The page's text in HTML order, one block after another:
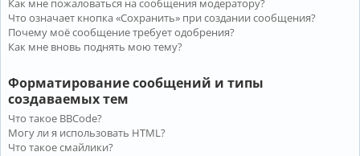
Как мне пожаловаться на сообщения модератору?
Что означает кнопка «Сохранить» при создании сообщения?
Почему моё сообщение требует одобрения?
Как мне вновь поднять мою тему?
Форматирование сообщений и типы
создаваемых тем
Что такое BBCode?
Могу ли я использовать HTML?
Что такое смайлики?